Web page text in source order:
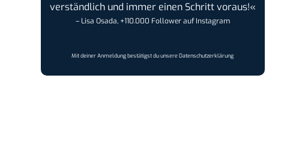
verständlich und immer einen Schritt voraus!«
– Lisa Osada, +110.000 Follower auf Instagram
Mit deiner Anmeldung bestätigst du unsereDatenschutzerklärung